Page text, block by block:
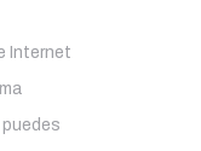
Internet